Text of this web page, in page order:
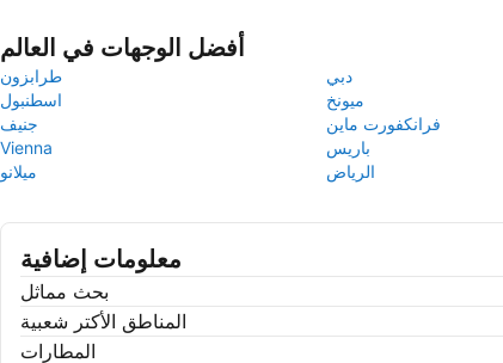
أفضل الوجهات في العالم
طرابزون
دبي
اسطنبول
ميونخ
جنيف
فرانكفورت ماين
Vienna
باريس
ميلانو
الرياض
معلومات إضافية
بحث مماثل
المناطق الأكتر شعبية
المطارات